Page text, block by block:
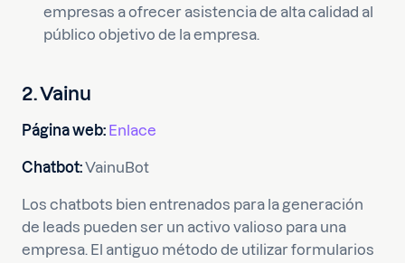
empresas a ofrecer asistencia de alta calidad al
público objetivo de la empresa.
2. Vainu
Página web: Enlace
Chatbot:VainuBot
Los chatbots bien entrenados para la generación
de leads pueden ser un activo valioso para una
empresa. El antiguo método de utilizar formularios